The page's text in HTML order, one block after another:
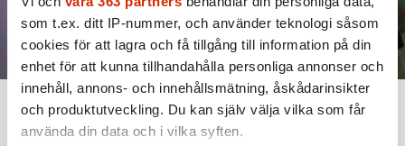
som t.ex. ditt IP-nummer, och använder teknologi såsom
cookies för att lagra och få tillgång till information på din
enhet för att kunna tillhandahålla personliga annonser och
innehåll, annons- och innehållsmätning, åskådarinsikter
och produktutveckling. Du kan själv välja vilka som får
använda din data och i vilka syften.
Bjud någon på artikeln
Text:Mats QvibergBild: Claudio Bresciani/TT